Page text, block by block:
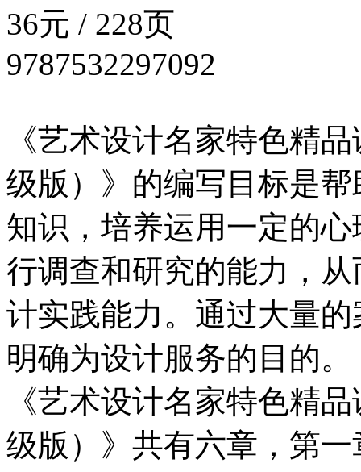
36元 / 228页
9787532297092
《艺术设计名家特色精
级版）》的编写目标是
知识，培养运用一定的
行调查和研究的能力，
计实践能力。通过大量
明确为设计服务的目的。
《艺术设计名家特色精
级版）》共有六章，第